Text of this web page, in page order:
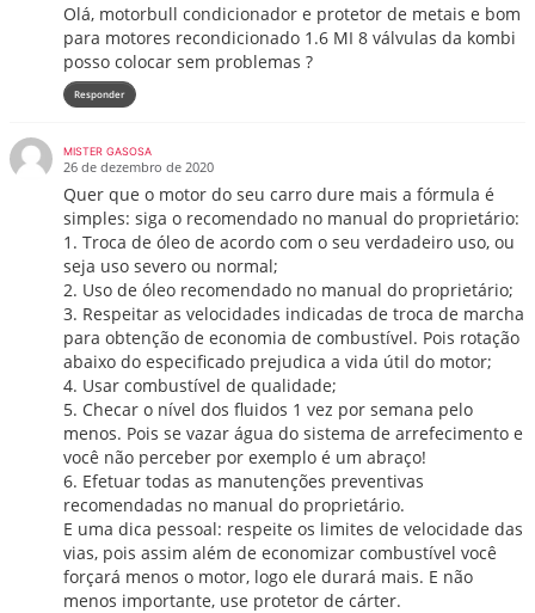
Olá, motorbull condicionador e protetor de metais e bom
para motores recondicionado 1.6 MI 8 válvulas da kombi
posso colocar sem problemas ?
Responder
MISTER GASOSA
26 de dezembro de 2020
Quer que o motor do seu carro dure mais a fórmula é
simples: siga o recomendado no manual do proprietário:
1. Troca de óleo de acordo com o seu verdadeiro uso, ou
seja uso severo ou normal;
2. Uso de óleo recomendado no manual do proprietário;
3. Respeitar as velocidades indicadas de troca de marcha
para obtenção de economia de combustível. Pois rotação
abaixo do especificado prejudica a vida útil do motor;
4. Usar combustível de qualidade;
5. Checar o nível dos fluidos 1 vez por semana pelo
menos. Pois se vazar água do sistema de arrefecimento e
você não perceber por exemplo é um abraço!
6. Efetuar todas as manutenções preventivas
recomendadas no manual do proprietário.
E uma dica pessoal: respeite os limites de velocidade das
vias, pois assim além de economizar combustível você
forçará menos o motor, logo ele durará mais. E não
menos importante, use protetor de cárter.